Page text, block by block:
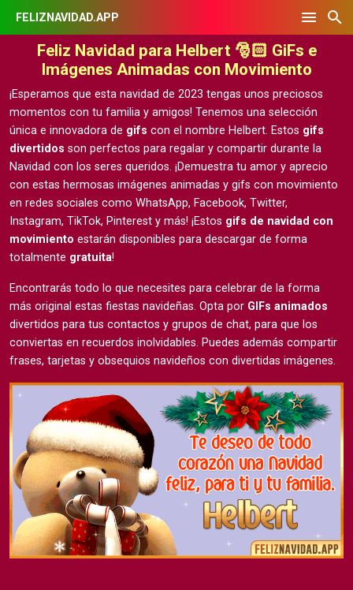
FELIZNAVIDAD.APP
Feliz Navidad para Helbert 🎅🏻 GiFs e
Imágenes Animadas con Movimiento
¡Esperamos que esta navidad de 2023 tengas unos preciosos
momentos con tu familia y amigos! Tenemos una selección
única e innovadora de gifs con el nombre Helbert. Estos gifs
divertidos son perfectos para regalar y compartir durante la
Navidad con los seres queridos. ¡Demuestra tu amor y aprecio
con estas hermosas imágenes animadas y gifs con movimiento
en redes sociales como WhatsApp, Facebook, Twitter,
Instagram, TikTok, Pinterest y más! ¡Estos gifs de navidad con
movimiento estarán disponibles para descargar de forma
totalmente gratuita!
Encontrarás todo lo que necesites para celebrar de la forma
más original estas fiestas navideñas. Opta por GIFs animados
divertidos para tus contactos y grupos de chat, para que los
conviertas en recuerdos inolvidables. Puedes además compartir
frases, tarjetas y obsequios navideños con divertidas imágenes.